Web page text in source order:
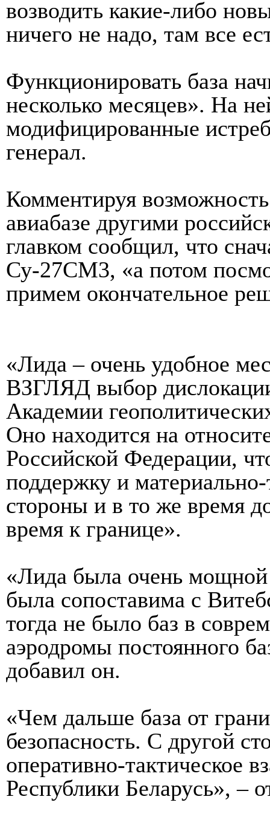
возводить какие-либо
ничего не надо, там все
Функционировать база
несколько месяцев». На
модифицированные
генерал.
Комментируя
авиабазе другими
главком сообщил, что
Су-27СМ3, «а потом
примем окончательное
«Лида – очень удобное
ВЗГЛЯД выбор
Академии геополитически
Оно находится на
Российской Федерации,
поддержку и материально-
стороны и в то же время
время к границе».
«Лида была очень
была сопоставима с
тогда не было баз в
аэродромы постоянного
добавил он.
«Чем дальше база от
безопасность. С другой
оперативно-тактическое
Республики Беларусь», –